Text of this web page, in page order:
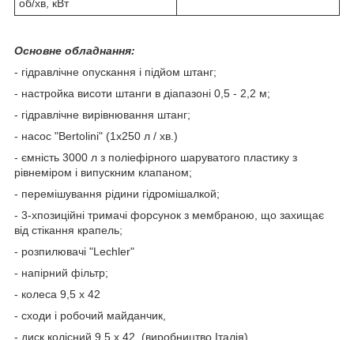
об/хв, кВт
Основне обладнання:
- гідравлічне опускання і підйом штанг;
- настройка висоти штанги в діапазоні 0,5 - 2,2 м;
- гідравлічне вирівнювання штанг;
- насос "Bertolini" (1x250 л / хв.)
- ємність 3000 л з поліефірного шаруватого пластику з
рівнеміром і випускним клапаном;
- перемішування рідини гідромішалкой;
- 3-хпозиційні тримачі форсунок з мембраною, що захищає
від стікання крапель;
- розпилювачі "Lechler"
- напірний фільтр;
- колеса 9,5 x 42
- сходи і робочий майданчик,
- диск колісний 9,5 x 42, (виробництво Італія)